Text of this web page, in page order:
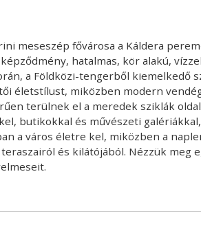
meseszép fővárosa a Káldera
hatalmas, kör alakú,
a Földközi-tengerből kiemelkedő
életstílust, miközben modern
terülnek el a meredek sziklák
butikokkal és művészeti
a város életre kel, miközben a
és kilátójából. Nézzük meg